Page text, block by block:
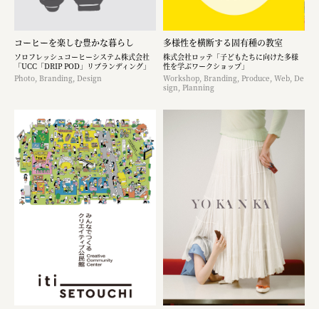
コーヒーを楽しむ豊かな暮らし
ソロフレッシュコーヒーシステム株式会社
「UCC「DRIP POD」リブランディング」
Photo, Branding, Design
多様性を横断する固有種の教室
株式会社ロッテ「子どもたちに向けた多様
性を学ぶワークショップ」
Workshop, Branding, Produce, Web, De
sign, Planning